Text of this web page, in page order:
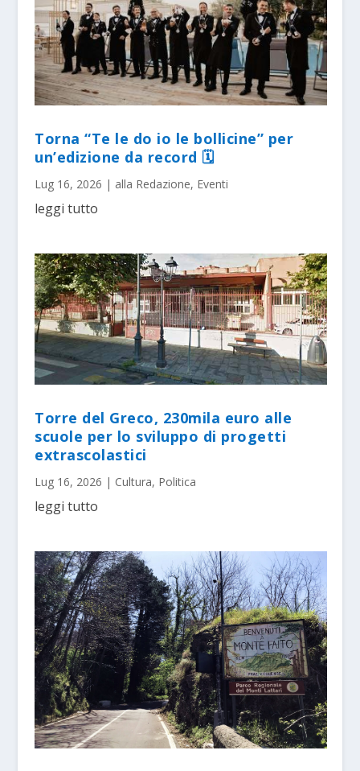
Torna “Te le do io le bollicine” per
un’edizione da record 🗓
Lug 16, 2026 | alla Redazione, Eventi
leggi tutto
Torre del Greco, 230mila euro alle
scuole per lo sviluppo di progetti
extrascolastici
Lug 16, 2026 | Cultura, Politica
leggi tutto